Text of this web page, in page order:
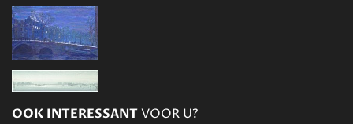
OOK INTERESSANTVOOR U?